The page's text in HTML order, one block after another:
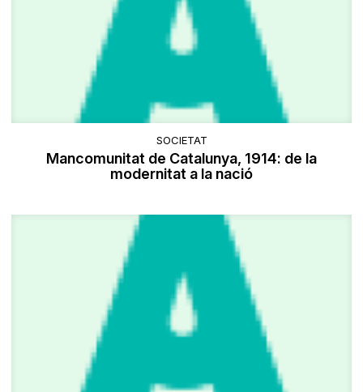
SOCIETAT
Mancomunitat de Catalunya, 1914: de la
modernitat a la nació